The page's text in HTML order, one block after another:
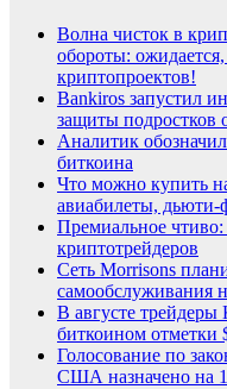
Волна чисток в
обороты: ожидается,
криптопроектов!
Bankiros запустил
защиты подростков
Аналитик
биткоина
Что можно купить
авиабилеты,
Премиальное
криптотрейдеров
Сеть Morrisons
самообслуживания
В августе
биткоином отметки
Голосование по
США назначено на